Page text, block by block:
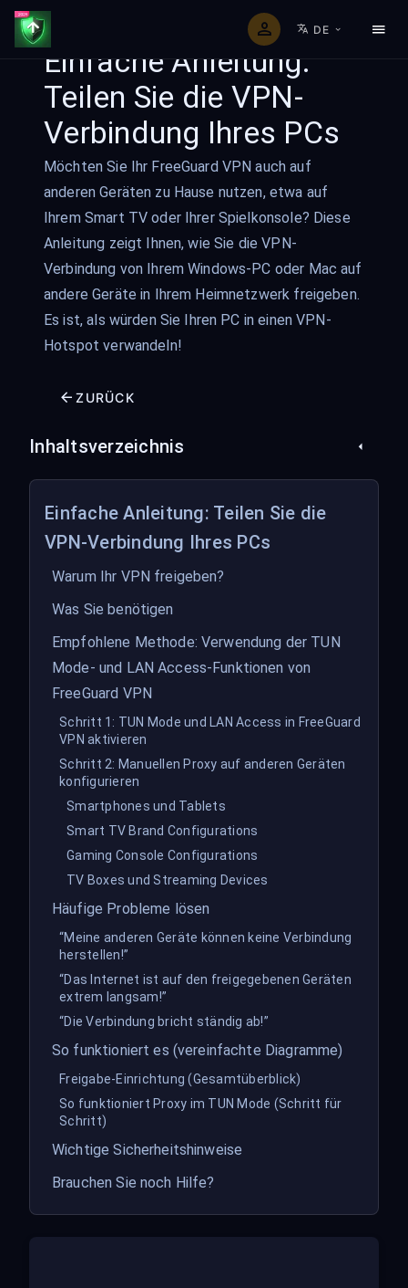
DE
Einfache Anleitung:
Teilen Sie die VPN-
Verbindung Ihres PCs
Möchten Sie Ihr FreeGuard VPN auch auf
anderen Geräten zu Hause nutzen, etwa auf
Ihrem Smart TV oder Ihrer Spielkonsole? Diese
Anleitung zeigt Ihnen, wie Sie die VPN-
Verbindung von Ihrem Windows-PC oder Mac auf
andere Geräte in Ihrem Heimnetzwerk freigeben.
Es ist, als würden Sie Ihren PC in einen VPN-
Hotspot verwandeln!
ZURÜCK
Inhaltsverzeichnis
Einfache Anleitung: Teilen Sie die
VPN-Verbindung Ihres PCs
Warum Ihr VPN freigeben?
Was Sie benötigen
Empfohlene Methode: Verwendung der TUN
Mode- und LAN Access-Funktionen von
FreeGuard VPN
Schritt 1: TUN Mode und LAN Access in FreeGuard
VPN aktivieren
Schritt 2: Manuellen Proxy auf anderen Geräten
konfigurieren
Smartphones und Tablets
Smart TV Brand Configurations
Gaming Console Configurations
TV Boxes und Streaming Devices
Häufige Probleme lösen
“Meine anderen Geräte können keine Verbindung
herstellen!”
“Das Internet ist auf den freigegebenen Geräten
extrem langsam!”
“Die Verbindung bricht ständig ab!”
So funktioniert es (vereinfachte Diagramme)
Freigabe-Einrichtung (Gesamtüberblick)
So funktioniert Proxy im TUN Mode (Schritt für
Schritt)
Wichtige Sicherheitshinweise
Brauchen Sie noch Hilfe?